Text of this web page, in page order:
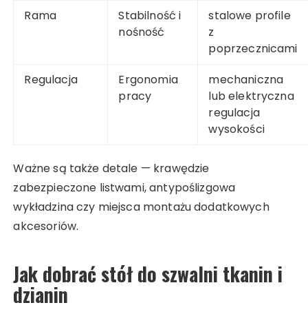
Rama
Stabilność i
nośność
stalowe profile
z
poprzecznicami
Regulacja
Ergonomia
pracy
mechaniczna
lub elektryczna
regulacja
wysokości
Ważne są także detale — krawędzie
zabezpieczone listwami, antypoślizgowa
wykładzina czy miejsca montażu dodatkowych
akcesoriów.
Jak dobrać stół do szwalni tkanin i
dzianin